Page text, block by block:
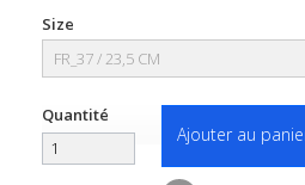
Size
Quantité
Ajouter au